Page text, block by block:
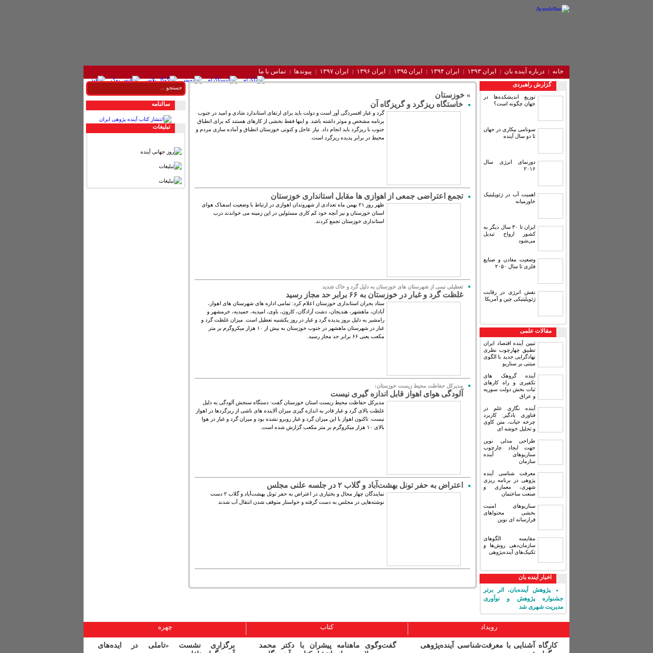
خانه درباره آینده‌ بان ایران ۱۳۹۳ ایران ۱۳۹۴ ایران ۱۳۹۵ ایران ۱۳۹۶ ایران ۱۳۹۷ پیوندها تماس با ما
گزارش راهبردی
توزیع اندیشکده‌ها در
جهان چگونه است؟
سونامی بیکاری در جهان
تا دو سال آینده
دورنمای انرژی سال
۲۰۱۶
اهمیت آب در ژئوپلیتیک
خاورمیانه
ایران تا ۳۰ سال دیگر به
کشور ارواح تبدیل
می‌شود
وضعیت معادن و صنایع
فلزی تا سال ۲۰۵۰
نقش انرژی در رقابت
ژئوپلیتیکی چین و آمریکا
مقالات علمی
تبیین آینده اقتصاد ایران
تطبیق چهارچوب نظری
نهادگرایی جدید با الگوی
مبتنی بر سناریو
آینده گروهک های
تکفیری و راه کارهای
ثبات بخش دولت سوریه
و عراق
آینده نگاری علم در
فناوری بادگیر: کاربرد
چرخه حیات، متن کاوی
و تحلیل خوشه ای
طراحی مدلی نوین
جهت ایجاد چارچوب
سناریوهای آینده
سازمان
معرفت شناسی آینده
پژوهی در برنامه ریزی
شهری، معماری و
صنعت ساختمان
سناریوهای امنیت
بخشی محتواهای
فرارسانه ای نوین
مقایسه‏ الگوهای
سازمان‌دهی روش‌ها و
تکنیک‌های آینده‌پژوهی
اخبار آینده بان
پژوهش آینده‌بان، اثر برتر
جشنواره پژوهش و نوآوری
مدیریت شهری شد
» خوزستان
خاستگاه ریزگرد و گریزگاه آن
گرد و غبار افسردگی آور است و دولت باید برای ارتقای استاندارد شادی و امید در جنوب
برنامه مشخص و موثر داشته باشد. و اینها فقط بخشی از کارهای هستند که برای انطباق
جنوب با ریزگرد باید انجام داد. نیاز عاجل و کنونی خوزستان انطباق و آماده سازی مردم و
محیط در برابر پدیده ریزگرد است.
تجمع اعتراضی جمعی از اهوازی‏ ها مقابل استانداری خوزستان
ظهر روز ۲۱ بهمن ماه تعدادی از شهروندان اهوازی در ارتباط با وضعیت اسفناک هوای
استان خوزستان و نیز آنچه خود کم کاری مسئولین در این زمینه می خواندند درب
استانداری خوزستان تجمع کردند.
تعطیلی نیمی از شهرستان های خوزستان به دلیل گرد و خاک شدید
غلظت گرد و غبار در خوزستان به ۶۶ برابر حد مجاز رسید
ستاد بحران استانداری خوزستان اعلام کرد: تمامی اداره های شهرستان های اهواز،
آبادان، ماهشهر، هندیجان، دشت آزادگان، کارون، باوی، امیدیه، حمیدیه، خرمشهر و
رامشیر به دلیل بروز پدیده گرد و غبار در روز یکشنبه تعطیل است. میزان غلظت گرد و
غبار در شهرستان ماهشهر در جنوب خوزستان به بیش از ۱۰ هزار میکروگرم بر متر
مکعب یعنی ۶۶ برابر حد مجاز رسید.
مدیرکل حفاظت محیط زیست خوزستان:
آلودگی هوای اهواز قابل اندازه گیری نیست
مدیرکل حفاظت محیط زیست استان خوزستان گفت: دستگاه سنجش آلودگی به دلیل
غلظت بالای گرد و غبار قادر به اندازه گیری میزان آلاینده های ناشی از ریزگردها در اهواز
نیست. تاکنون اهواز با این میزان گرد و غبار روبرو نشده بود و میزان گرد و غبار در هوا
بالای ١٠ هزار میکروگرم بر متر مکعب گزارش شده است.
اعتراض به حفر تونل بهشت‌آباد و گلاب ۲ در جلسه علنی مجلس
نمایندگان چهار محال و بختیاری در اعتراض به حفر تونل بهشت‌آباد و گلاب ۲ دست
نوشته‌هایی در مجلس به دست گرفته و خواستار متوقف شدن انتقال آب شدند
سالنامه
تبليغات
رویداد کتاب چهره
کارگاه آشنایی با معرفت‌شناسی آینده‌پژوهی
گفت‌وگوی ماهنامه پیشران با دکتر محمد
برگزاری نشست «تاملی در ایده‌های